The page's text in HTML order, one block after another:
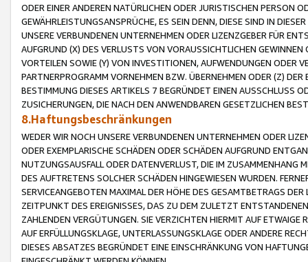
ODER EINER ANDEREN NATÜRLICHEN ODER JURISTISCHEN PERSON
GEWÄHRLEISTUNGSANSPRÜCHE, ES SEIN DENN, DIESE SIND IN
UNSERE VERBUNDENEN UNTERNEHMEN ODER LIZENZGEBER FÜR
AUFGRUND (X) DES VERLUSTS VON VORAUSSICHTLICHEN
VORTEILEN SOWIE (Y) VON INVESTITIONEN, AUFWENDUNGEN ODER
PARTNERPROGRAMM VORNEHMEN BZW. ÜBERNEHMEN ODER (Z)
BESTIMMUNG DIESES ARTIKELS 7 BEGRÜNDET EINEN AUSSCHLUSS
ZUSICHERUNGEN, DIE NACH DEN ANWENDBAREN GESETZLICHEN
8.Haftungsbeschränkungen
WEDER WIR NOCH UNSERE VERBUNDENEN UNTERNEHMEN ODER
ODER EXEMPLARISCHE SCHÄDEN ODER SCHÄDEN AUFGRUND
NUTZUNGSAUSFALL ODER DATENVERLUST, DIE IM ZUSAMMENHANG
DES AUFTRETENS SOLCHER SCHÄDEN HINGEWIESEN WURDEN.
SERVICEANGEBOTEN MAXIMAL DER HÖHE DES GESAMTBETRAGS
ZEITPUNKT DES EREIGNISSES, DAS ZU DEM ZULETZT
ZAHLENDEN VERGÜTUNGEN. SIE VERZICHTEN HIERMIT AUF
AUF ERFÜLLUNGSKLAGE, UNTERLASSUNGSKLAGE ODER ANDERE
DIESES ABSATZES BEGRÜNDET EINE EINSCHRÄNKUNG VON